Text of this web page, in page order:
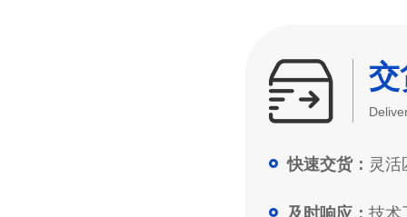
快速交货： 灵活
技术